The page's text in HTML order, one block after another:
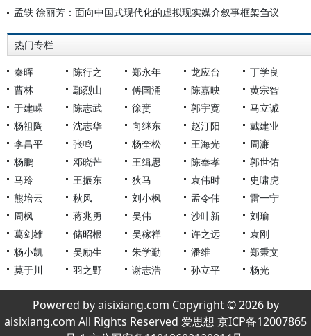
孟轶 徐丽芳：面向中国式现代化的虚拟现实媒介叙事框架刍议
热门专栏
秦晖 陈行之 郑永年 龙应台
丁学良
曹林
鄢烈山 傅国涌 陈嘉映
黄宗智
于建嵘
陈志武 徐贲 郭宇宽
马立诚
杨祖陶
沈志华 向继东 赵汀阳
戴建业
李昌平
张鸣 杨奎松 王海光
周濂
杨鹏
邓晓芒 王缉思 陈奉孝
郭世佑
马玲
王振东 狄马 袁伟时
史啸虎
熊培云
秋风 刘小枫 孟令伟
雷一宁
周枫
蒋兆勇 吴伟 沙叶新
刘瑜
葛剑雄
储昭根 吴稼祥 许之远
袁刚
杨小凯
吴励生 朱学勤 潘维
郑秉文
莫于川
羽之野 谢志浩 孙立平 杨光
Powered by aisixiang.com Copyright © 2026 by
aisixiang.com All Rights Reserved 爱思想 京ICP备12007865